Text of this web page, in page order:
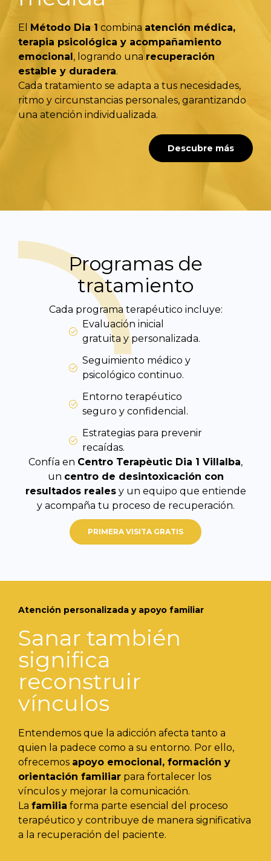
El Método Dia 1 combina atención médica,
terapia psicológica y acompañamiento
emocional, logrando una recuperación
estable y duradera.
Cada tratamiento se adapta a tus necesidades,
ritmo y circunstancias personales, garantizando
una atención individualizada.
Descubre más
Programas de
tratamiento
Cada programa terapéutico incluye:
Evaluación inicial
gratuita y personalizada.
Seguimiento médico y
psicológico continuo.
Entorno terapéutico
seguro y confidencial.
Estrategias para prevenir
recaídas.
Confía en Centro Terapèutic Dia 1 Villalba,
un centro de desintoxicación con
resultados realesy un equipo que entiende
y acompaña tu proceso de recuperación.
PRIMERA VISITA GRATIS
Atención personalizada y apoyo familiar
Sanar también
significa
reconstruir
vínculos
Entendemos que la adicción afecta tanto a
quien la padece como a su entorno. Por ello,
ofrecemos apoyo emocional, formación y
orientación familiar para fortalecer los
vínculos y mejorar la comunicación.
La familia forma parte esencial del proceso
terapéutico y contribuye de manera significativa
a la recuperación del paciente.